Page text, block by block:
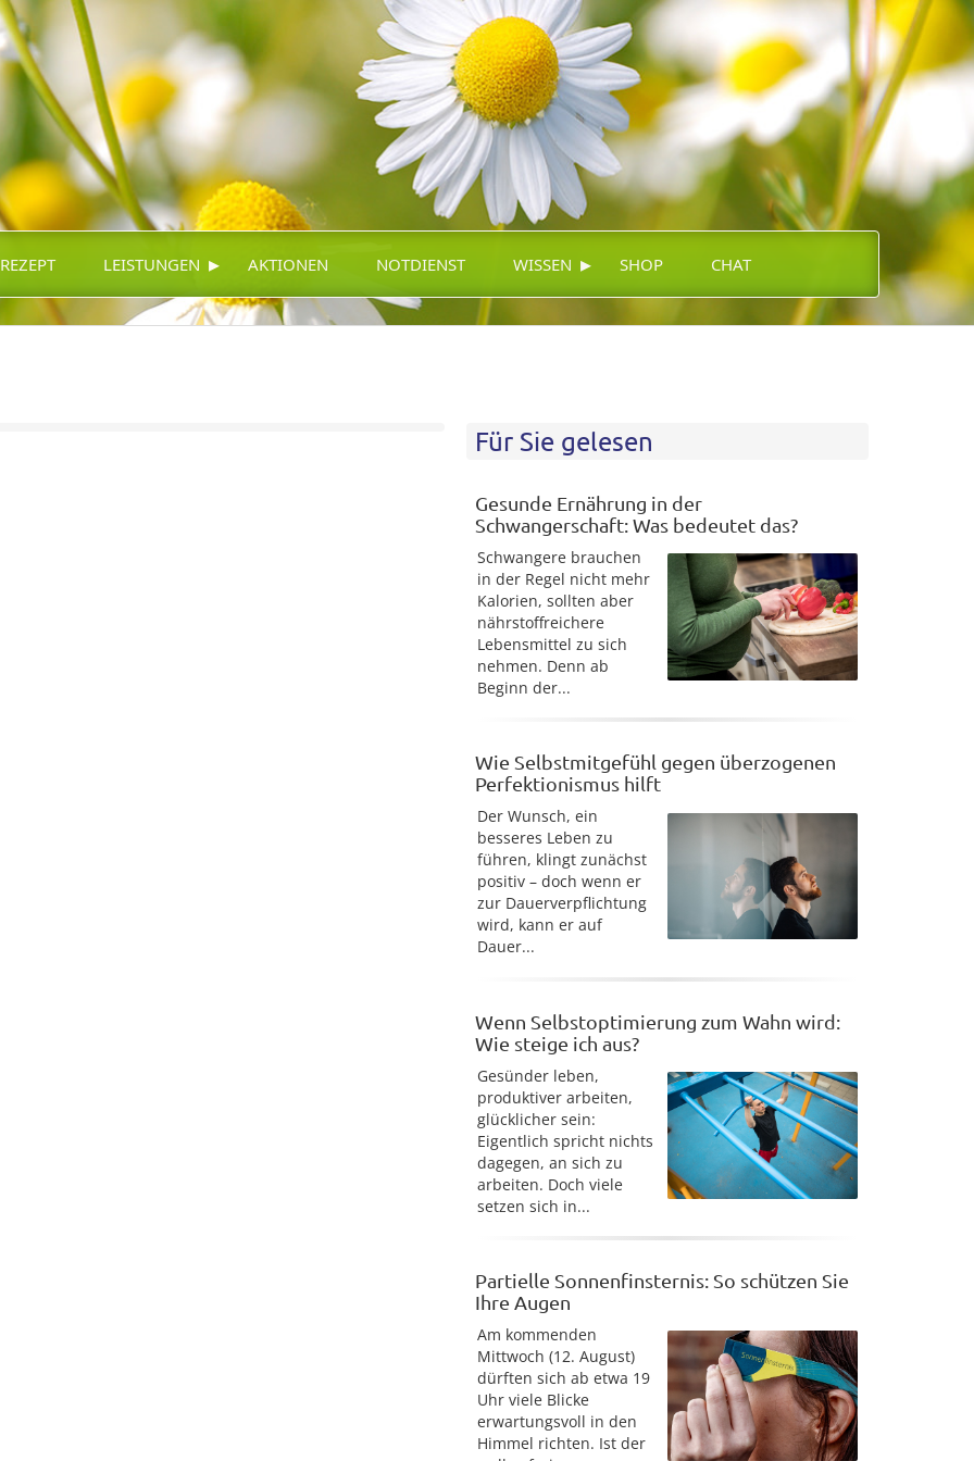
LEISTUNGEN ▸ AKTIONEN NOTDIENST WISSEN ▸ SHOP CHAT
Für Sie gelesen
Gesunde Ernährung in der
Schwangerschaft: Was bedeutet das?
Schwangere brauchen
in der Regel nicht mehr
Kalorien, sollten aber
nährstoffreichere
Lebensmittel zu sich
nehmen. Denn ab
Beginn der...
Wie Selbstmitgefühl gegen überzogenen
Perfektionismus hilft
Der Wunsch, ein
besseres Leben zu
führen, klingt zunächst
positiv – doch wenn er
zur Dauerverpflichtung
wird, kann er auf
Dauer...
Wenn Selbstoptimierung zum Wahn wird:
Wie steige ich aus?
Gesünder leben,
produktiver arbeiten,
glücklicher sein:
Eigentlich spricht nichts
dagegen, an sich zu
arbeiten. Doch viele
setzen sich in...
Partielle Sonnenfinsternis: So schützen Sie
Ihre Augen
Am kommenden
Mittwoch (12. August)
dürften sich ab etwa 19
Uhr viele Blicke
erwartungsvoll in den
Himmel richten. Ist der